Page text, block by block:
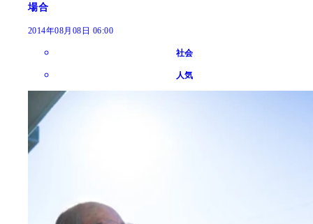
場合
2014年08月08日 06:00
社会
人気